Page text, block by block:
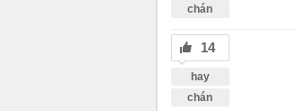
chán
14
hay
chán